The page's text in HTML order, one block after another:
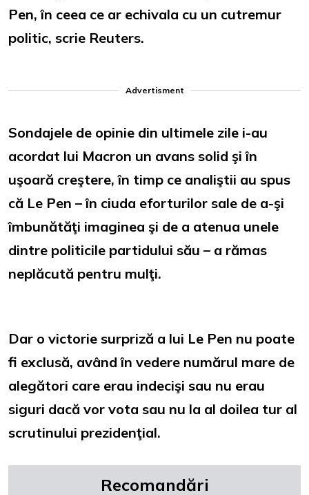
Pen, în ceea ce ar echivala cu un cutremur
politic, scrie Reuters.
Advertisment
Sondajele de opinie din ultimele zile i-au
acordat lui Macron un avans solid şi în
uşoară creştere, în timp ce analiştii au spus
că Le Pen – în ciuda eforturilor sale de a-şi
îmbunătăţi imaginea şi de a atenua unele
dintre politicile partidului său – a rămas
neplăcută pentru mulţi.
Dar o victorie surpriză a lui Le Pen nu poate
fi exclusă, având în vedere numărul mare de
alegători care erau indecişi sau nu erau
siguri dacă vor vota sau nu la al doilea tur al
scrutinului prezidenţial.
Recomandări